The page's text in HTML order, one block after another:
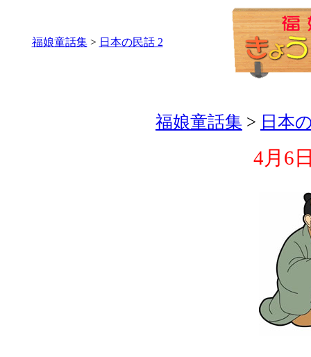
福娘童話集> 日本の民話 2
福娘童話集 > 日本
4月6